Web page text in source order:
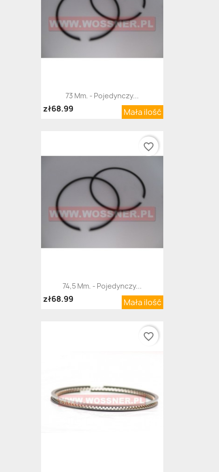
73 Mm. - Pojedynczy...
Mała ilość
zł68.99
74,5 Mm. - Pojedynczy...
Mała ilość
zł68.99
favorite_border
favorite_border